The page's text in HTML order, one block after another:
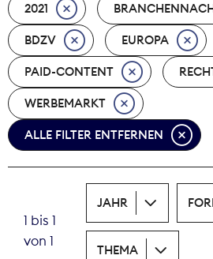
Nachwuchs
Nova Award
Pressefreiheit
Print
Recht
Tarifpolitik
2021
BDZV EUROPA
PAID-CONTENT
WERBEMARKT
ALLE FILTER ENTFERNEN
1 bis 1
von 1
JAHR
THEMA